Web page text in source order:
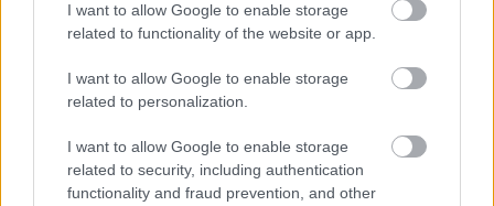
I want to allow Google to enable storage
related to functionality of the website or app.
I want to allow Google to enable storage
related to personalization.
I want to allow Google to enable storage
related to security, including authentication
functionality and fraud prevention, and other
2025. májusának végén Szegedre szólított a
kötelesség, de kinek van kedve hajnalban indulni,
éjszaka hazaérni, így aztán kellemest a hasznossal ...